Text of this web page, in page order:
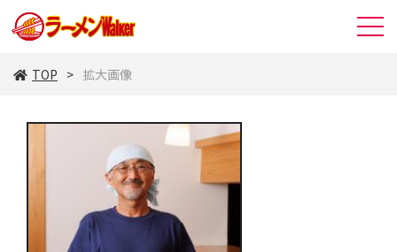
TOP 拡大画像